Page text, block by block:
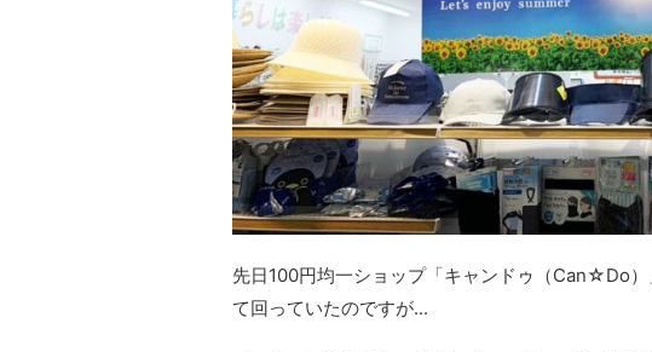
先日100円均一ショップ「キャンドゥ（Can☆Do
て回っていたのですが...